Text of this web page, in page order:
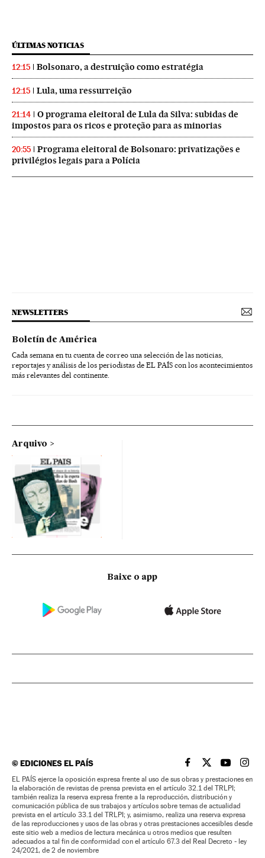
ÚLTIMAS NOTICIAS
12:15 Bolsonaro, a destruição como estratégia
12:15 Lula, uma ressurreição
21:14
O programa eleitoral de Lula da Silva: subidas de
impostos para os ricos e proteção para as minorias
20:55
Programa eleitoral de Bolsonaro: privatizações e
privilégios legais para a Polícia
NEWSLETTERS
Boletín de América
Cada semana en tu cuenta de correo una selección de las noticias,
reportajes y análisis de los periodistas de EL PAÍS con los acontecimientos
más relevantes del continente.
Arquivo
Baixe o app
©EDICIONES EL PAÍS EL PAÍS BRASIL EN
EL PAÍSEL PAÍS
EL
EL PAÍS ejerce la oposición expresa frente al uso de sus obras y prestaciones en
la elaboración de revistas de prensa prevista en el artículo 32.1 del TRLPI;
también realiza la reserva expresa frente a la reproducción, distribución y
comunicación pública de sus trabajos y artículos sobre temas de actualidad
prevista en el artículo 33.1 del TRLPI; y, asimismo, realiza una reserva expresa
de las reproducciones y usos de las obras y otras prestaciones accesibles desde
este sitio web a medios de lectura mecánica u otros medios que resulten
adecuados a tal fin de conformidad con el artículo 67.3 del Real Decreto - ley
24/2021, de 2 de noviembre